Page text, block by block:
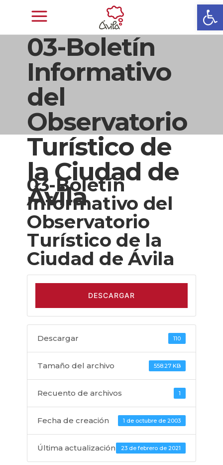
03-Boletín
Informativo
del
Observatorio
Turístico de
la Ciudad de
Ávila
03-Boletín
Informativo del
Observatorio
Turístico de la
Ciudad de Ávila
DESCARGAR
Descargar 110
Tamaño del archivo 558.27 KB
Recuento de archivos 1
Fecha de creación 1 de octubre de 2003
Última actualización 23 de febrero de 2021